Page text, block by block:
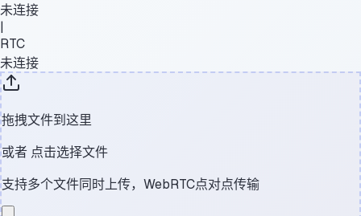
未连接
|
RTC
未连接
拖拽文件到这里
或者 点击选择文件
支持多个文件同时上传，WebRTC点对点传输